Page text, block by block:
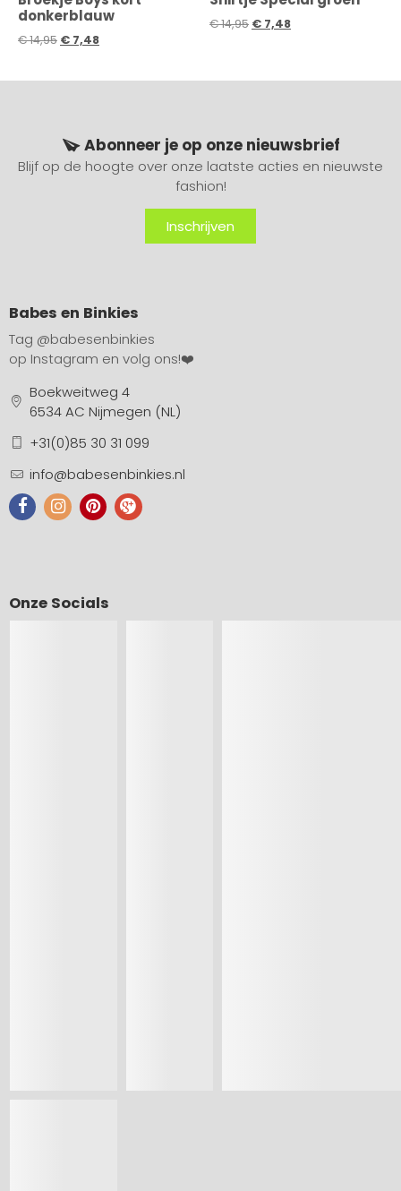
donkerblauw
€14,95 € 7,48
€14,95 € 7,48
Abonneer je op onze nieuwsbrief
Blijf op de hoogte over onze laatste acties en nieuwste
fashion!
Inschrijven
Babes en Binkies
Tag @babesenbinkies
op Instagram en volg ons!❤️
Boekweitweg 4
6534 AC Nijmegen (NL)
+31(0)85 30 31 099
info@babesenbinkies.nl
Onze Socials